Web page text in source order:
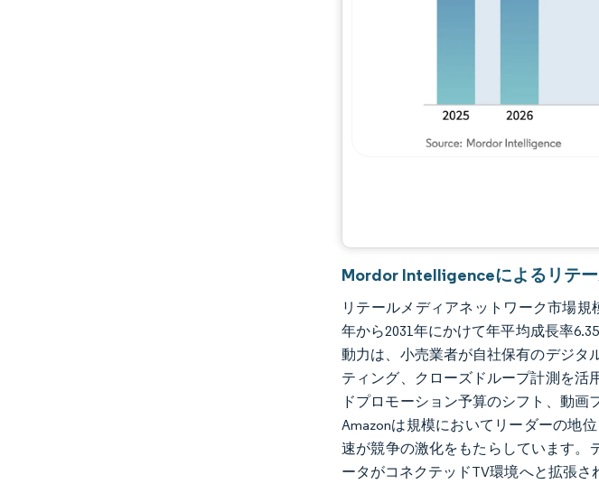
Mordor Intelligenceによるリテ
リテールメディアネットワーク市場規
年から2031年にかけて年平均成長率
動力は、小売業者が自社保有のデジタ
ティング、クローズドループ計測を活
ドプロモーション予算のシフト、動画
Amazonは規模においてリーダーの地
速が競争の激化をもたらしています。
ータがコネクテッドTV環境へと拡張さ